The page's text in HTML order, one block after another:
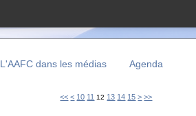
L'AAFC dans les médias Agenda
<< < 10 11 12 13 14 15 > >>